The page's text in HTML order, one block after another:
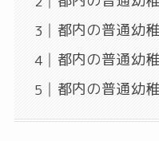
都内の普通幼
都内の普通幼
都内の普通幼